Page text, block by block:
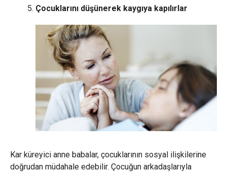
Çocuklarını düşünerek kaygıya kapılırlar
Kar küreyici anne babalar, çocuklarının sosyal ilişkilerine
doğrudan müdahale edebilir. Çocuğun arkadaşlarıyla